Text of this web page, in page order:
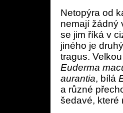
Netopýra od
nemají žádný
se jim říká v
jiného je
tragus.
Euderma
aurantia, bílá
a různé
šedavé, které